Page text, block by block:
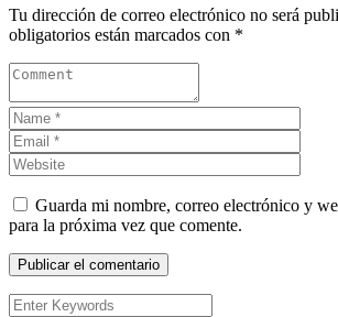
Tu dirección de correo electrónico no será
obligatorios están marcados con *
Guarda mi nombre, correo electrónico y
para la próxima vez que comente.